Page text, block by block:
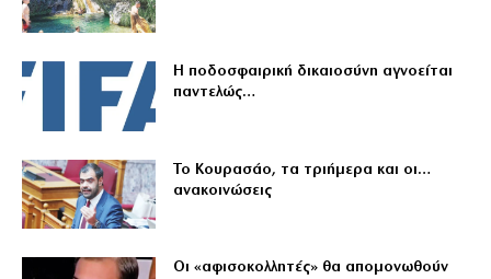
Η ποδοσφαιρική δικαιοσύνη αγνοείται
παντελώς…
Το Κουρασάο, τα τριήμερα και οι…
ανακοινώσεις
Οι «αφισοκολλητές» θα απομονωθούν